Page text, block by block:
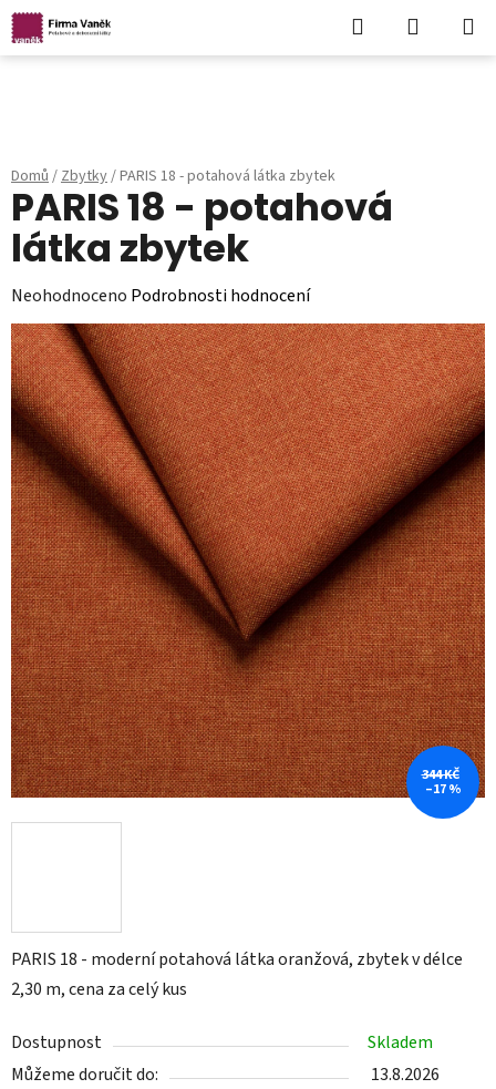
Hledat
KOŠÍK
Domů/Zbytky/PARIS 18 - potahová látka zbytek
PARIS 18 - moderní potahová látka oranžová, zbytek v délce
2,30 m, cena za celý kus
Dostupnost
Skladem
Můžeme doručit do:
13.8.2026
PARIS 18 - potahová
látka zbytek
Průměrné
hodnocení
produktu
je
0,0
z
5
hvězdiček.
Neohodnoceno Podrobnosti hodnocení
344 KČ
–17 %